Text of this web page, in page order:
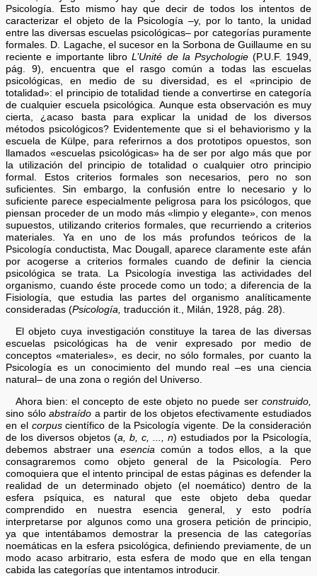
Psicología. Esto mismo hay que decir de todos los intentos de
caracterizar el objeto de la Psicología –y, por lo tanto, la unidad
entre las diversas escuelas psicológicas– por categorías puramente
formales. D. Lagache, el sucesor en la Sorbona de Guillaume en su
reciente e importante libroL’Unité de la Psychologie(P.U.F. 1949,
pág. 9), encuentra que el rasgo común a todas las escuelas
psicológicas, en medio de su diversidad, es el «principio de
totalidad»: el principio de totalidad tiende a convertirse en categoría
de cualquier escuela psicológica. Aunque esta observación es muy
cierta, ¿acaso basta para explicar la unidad de los diversos
métodos psicológicos? Evidentemente que si el behaviorismo y la
escuela de Külpe, para referirnos a dos prototipos opuestos, son
llamados «escuelas psicológicas» ha de ser por algo más que por
la utilización del principio de totalidad o cualquier otro principio
formal. Estos criterios formales son necesarios, pero no son
suficientes. Sin embargo, la confusión entre lo necesario y lo
suficiente parece especialmente peligrosa para los psicólogos, que
piensan proceder de un modo más «limpio y elegante», con menos
supuestos, utilizando criterios formales, que recurriendo a criterios
materiales. Ya en uno de los más profundos teóricos de la
Psicología conductista, Mac Dougall, aparece claramente este afán
por acogerse a criterios formales cuando de definir la ciencia
psicológica se trata. La Psicología investiga las actividades del
organismo, cuando éste procede como un todo; a diferencia de la
Fisiología, que estudia las partes del organismo analíticamente
consideradas (Psicología, traducción it., Milán, 1928, pág. 28).
El objeto cuya investigación constituye la tarea de las diversas
escuelas psicológicas ha de venir expresado por medio de
conceptos «materiales», es decir, no sólo formales, por cuanto la
Psicología es un conocimiento del mundo real –es una ciencia
natural– de una zona o región del Universo.
Ahora bien: el concepto de este objeto no puede ser construido,
sino sóloabstraído a partir de los objetos efectivamente estudiados
en el corpuscientífico de la Psicología vigente. De la consideración
de los diversos objetos (a, b, c, ..., n) estudiados por la Psicología,
debemos abstraer una esencia común a todos ellos, a la que
consagraremos como objeto general de la Psicología. Pero
comoquiera que el intento principal de estas páginas es defender la
realidad de un determinado objeto (el noemático) dentro de la
esfera psíquica, es natural que este objeto deba quedar
comprendido en nuestra esencia general, y esto podría
interpretarse por algunos como una grosera petición de principio,
ya que intentábamos demostrar la presencia de las categorías
noemáticas en la esfera psicológica, definiendo previamente, de un
modo acaso arbitrario, esta esfera de modo que en ella tengan
cabida las categorías que intentamos introducir.